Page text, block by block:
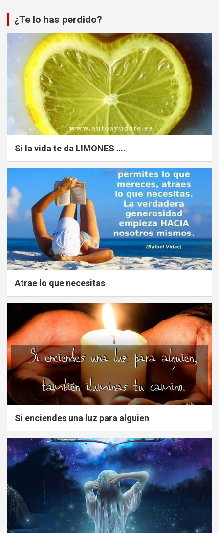
¿Te lo has perdido?
Si la vida te da LIMONES ….
Atrae lo que necesitas
Si enciendes una luz para alguien